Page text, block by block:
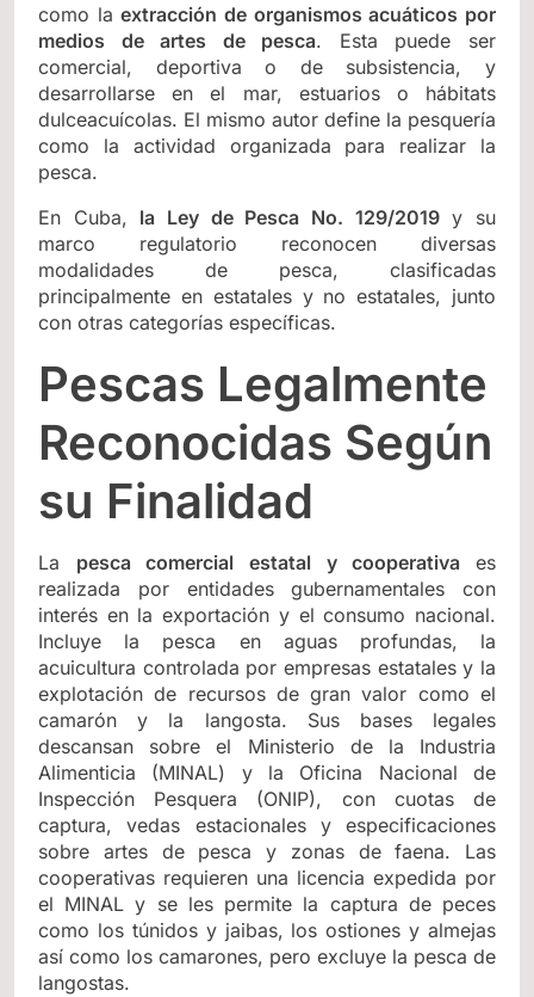
como laextracción de organismos acuáticos por
medios de artes de pesca. Esta puede ser
comercial, deportiva o de subsistencia, y
desarrollarse en el mar, estuarios o hábitats
dulceacuícolas. El mismo autor define la pesquería
como la actividad organizada para realizar la
pesca.
En Cuba, la Ley de Pesca No. 129/2019y su
marco regulatorio reconocen diversas
modalidades de pesca, clasificadas
principalmente en estatales y no estatales, junto
con otras categorías específicas.
Pescas Legalmente
Reconocidas Según
su Finalidad
La pesca comercial estatal y cooperativaes
realizada por entidades gubernamentales con
interés en la exportación y el consumo nacional.
Incluye la pesca en aguas profundas, la
acuicultura controlada por empresas estatales y la
explotación de recursos de gran valor como el
camarón y la langosta. Sus bases legales
descansan sobre el Ministerio de la Industria
Alimenticia (MINAL) y la Oficina Nacional de
Inspección Pesquera (ONIP), con cuotas de
captura, vedas estacionales y especificaciones
sobre artes de pesca y zonas de faena. Las
cooperativas requieren una licencia expedida por
el MINAL y se les permite la captura de peces
como los túnidos y jaibas, los ostiones y almejas
así como los camarones, pero excluye la pesca de
langostas.